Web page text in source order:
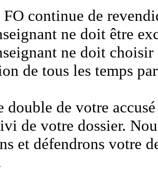
continue de
ne doit être
ne doit
de tous les temps
double de votre
de votre dossier.
et défendrons votre